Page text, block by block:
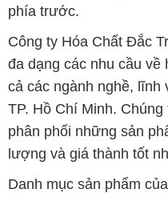
TP. Hồ Chí Minh. Chúng
phân phối những sản
lượng và giá thành tốt
Danh mục sản phẩm
không giới hạn:
1. Hóa chất công
mòn, chất chống tĩnh
nước, vv.